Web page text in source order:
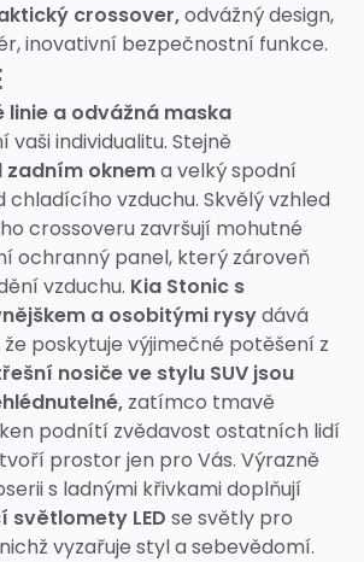
crossover,odvážný design,
inovativní bezpečnostní funkce.
linie a odvážná maska
vaši individualitu. Stejně
zadním oknema velký spodní
vzduchu. Skvělý vzhled
crossoveru završují mohutné
ochranný panel, který zároveň
vzduchu. Kia Stonic s
a osobitými rysydává
poskytuje výjimečné potěšení z
nosiče ve stylu SUV jsou
zatímco tmavě
podnítí zvědavost ostatních lidí
prostor jen pro Vás. Výrazně
s ladnými křivkami doplňují
světlomety LED se světly pro
vyzařuje styl a sebevědomí.